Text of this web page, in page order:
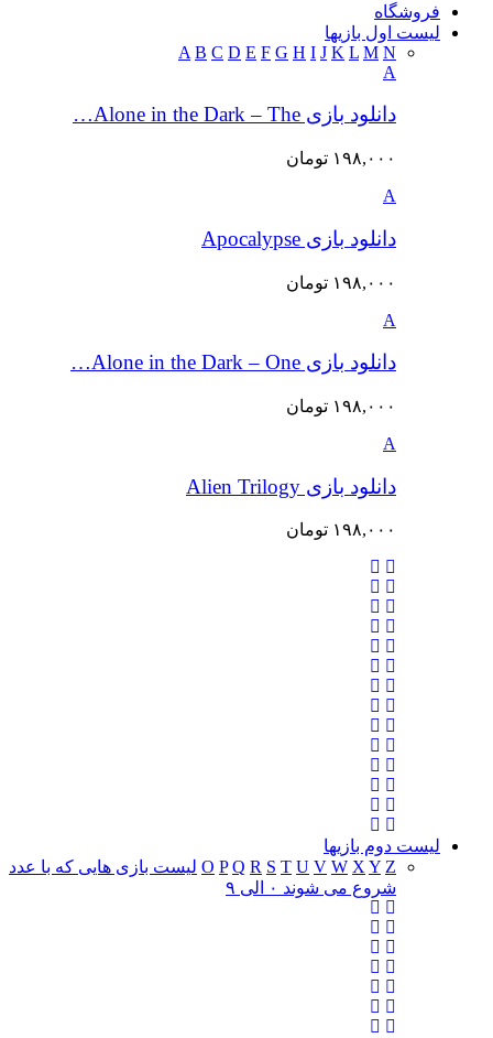
فروشگاه
لیست اول بازیها
A B C D E F G H I J K L M N
A
دانلود بازی Alone in the Dark – The…
۱۹۸,۰۰۰ تومان
A
دانلود بازی Apocalypse
۱۹۸,۰۰۰ تومان
A
دانلود بازی Alone in the Dark – One…
۱۹۸,۰۰۰ تومان
A
دانلود بازی Alien Trilogy
۱۹۸,۰۰۰ تومان
لیست دوم بازیها
O P Q R S T U V W XY Z
لیست بازی هایی که با عدد
شروع می شوند ۰ الی ۹